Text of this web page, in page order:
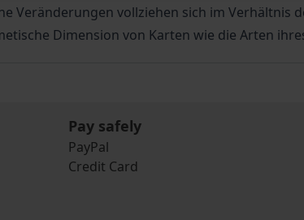
vollziehen sich im Verhältnis
Dimension von Karten wie die Arten
Pay safely
PayPal
Credit Card